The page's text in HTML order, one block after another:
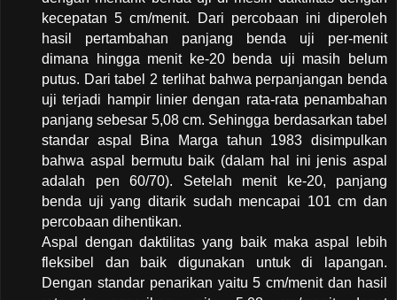
kecepatan 5 cm/menit. Dari percobaan ini diperoleh
hasil pertambahan panjang benda uji per-menit
dimana hingga menit ke-20 benda uji masih belum
putus. Dari tabel 2 terlihat bahwa perpanjangan benda
uji terjadi hampir linier dengan rata-rata penambahan
panjang sebesar 5,08 cm. Sehingga berdasarkan tabel
standar aspal Bina Marga tahun 1983 disimpulkan
bahwa aspal bermutu baik (dalam hal ini jenis aspal
adalah pen 60/70). Setelah menit ke-20, panjang
benda uji yang ditarik sudah mencapai 101 cm dan
percobaan dihentikan.
Aspal dengan daktilitas yang baik maka aspal lebih
fleksibel dan baik digunakan untuk di lapangan.
Dengan standar penarikan yaitu 5 cm/menit dan hasil